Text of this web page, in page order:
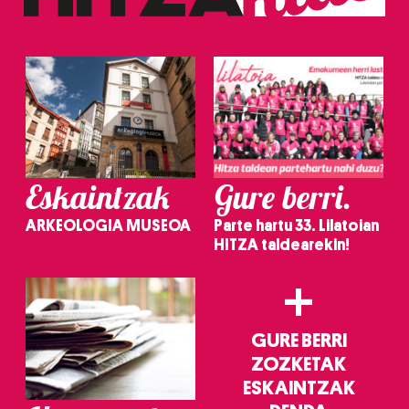
erabiltzeko baimen esplizitua ematen diguzu. Gehiago
Eskaintzak
ARKEOLOGIA MUSEOA
Gure berri.
Parte hartu 33. Lilatoian
HITZA taldearekin!
+
GURE BERRI
ZOZKETAK
ESKAINTZAK